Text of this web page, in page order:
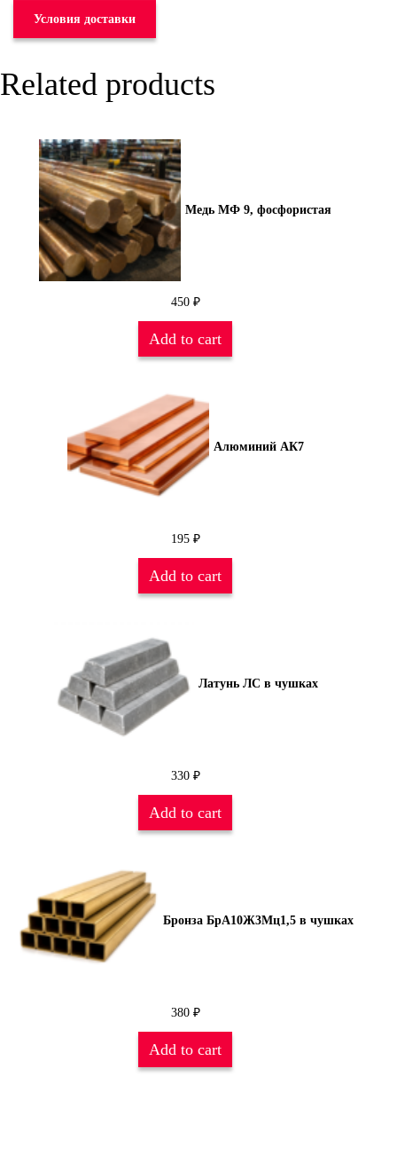
Условия доставки
Related products
Медь МФ 9, фосфористая
450 ₽
Add to cart
Алюминий АК7
195 ₽
Add to cart
Латунь ЛС в чушках
330 ₽
Add to cart
Бронза БрА10Ж3Мц1,5 в чушках
380 ₽
Add to cart